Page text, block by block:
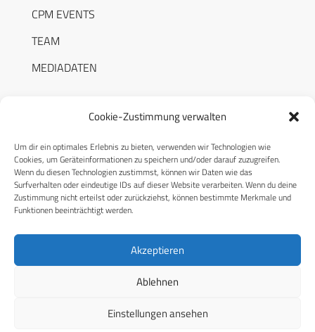
Cookie-Zustimmung verwalten
Um dir ein optimales Erlebnis zu bieten, verwenden wir Technologien wie
Cookies, um Geräteinformationen zu speichern und/oder darauf zuzugreifen.
Wenn du diesen Technologien zustimmst, können wir Daten wie das
Surfverhalten oder eindeutige IDs auf dieser Website verarbeiten. Wenn du deine
Zustimmung nicht erteilst oder zurückziehst, können bestimmte Merkmale und
Funktionen beeinträchtigt werden.
Akzeptieren
Ablehnen
Einstellungen ansehen
CPM EVENTS
TEAM
MEDIADATEN
RECHTLICHES
Datenschutzerklärung
Cookie-Richtlinie (EU)